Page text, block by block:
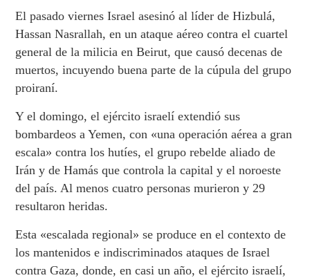
El pasado viernes Israel asesinó al líder de Hizbulá,
Hassan Nasrallah, en un ataque aéreo contra el cuartel
general de la milicia en Beirut, que causó decenas de
muertos, incuyendo buena parte de la cúpula del grupo
proiraní.
Y el domingo, el ejército israelí extendió sus
bombardeos a Yemen, con «una operación aérea a gran
escala» contra los hutíes, el grupo rebelde aliado de
Irán y de Hamás que controla la capital y el noroeste
del país. Al menos cuatro personas murieron y 29
resultaron heridas.
Esta «escalada regional» se produce en el contexto de
los mantenidos e indiscriminados ataques de Israel
contra Gaza, donde, en casi un año, el ejército israelí,